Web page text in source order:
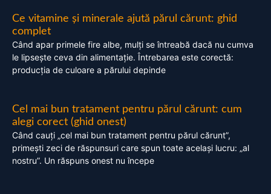
Ce vitamine și minerale ajută părul cărunt: ghid
complet
Când apar primele fire albe, mulți se întreabă dacă nu cumva
le lipsește ceva din alimentație. Întrebarea este corectă:
producția de culoare a părului depinde
Cel mai bun tratament pentru părul cărunt: cum
alegi corect (ghid onest)
Când cauți „cel mai bun tratament pentru părul cărunt”,
primești zeci de răspunsuri care spun toate același lucru: „al
nostru”. Un răspuns onest nu începe